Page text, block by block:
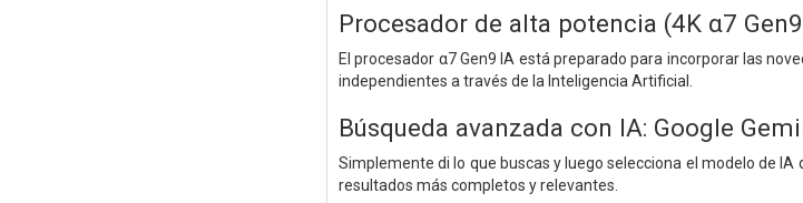
Procesador de alta potencia (4K α7
El procesador α7 Gen9 IA está preparado para incorporar las
independientes a través de la Inteligencia Artificial.
Búsqueda avanzada con IA: Google
Simplemente di lo que buscas y luego selecciona el modelo de
resultados más completos y relevantes.